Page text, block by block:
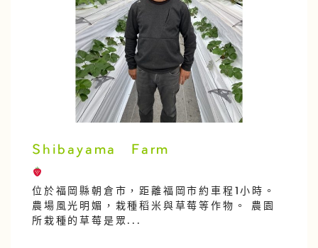
Shibayama Farm
位於福岡縣朝倉市，距離福岡市約車程1小時。
農場風光明媚，栽種稻米與草莓等作物。 農園
所栽種的草莓是眾...